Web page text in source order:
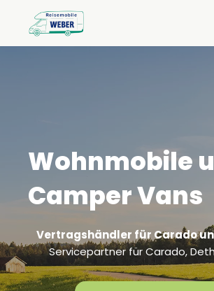
Zum
Wohnmobile
Camper Vans
Vertragshändler für Carado
Servicepartner für Carado,